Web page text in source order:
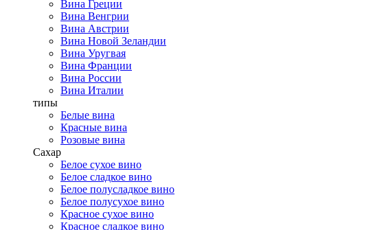
Вина Греции
Вина Венгрии
Вина Австрии
Вина Новой Зеландии
Вина Уругвая
Вина Франции
Вина России
Вина Италии
типы
Белые вина
Красные вина
Розовые вина
Сахар
Белое сухое вино
Белое сладкое вино
Белое полусладкое вино
Белое полусухое вино
Красное сухое вино
Красное сладкое вино